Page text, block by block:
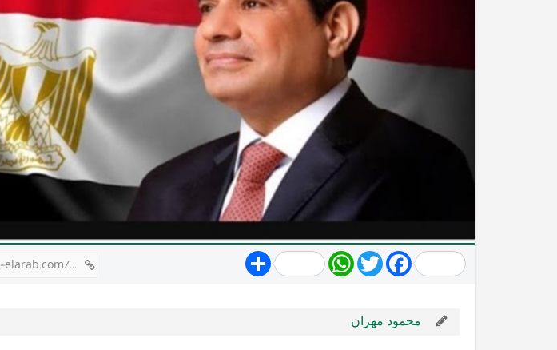
Share WhatsApp
TwitterFacebook
sada-elarab.com/806439
محمود مهران